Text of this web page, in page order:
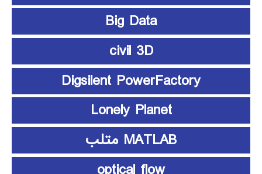
Big Data
civil 3D
Digsilent PowerFactory
Lonely Planet
MATLAB متلب